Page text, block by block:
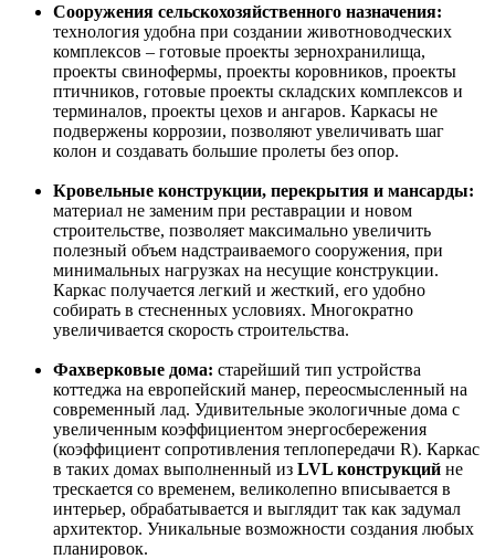
Сооружения сельскохозяйственного назначения:
технология удобна при создании животноводческих
комплексов – готовые проекты зернохранилища,
проекты свинофермы, проекты коровников, проекты
птичников, готовые проекты складских комплексов и
терминалов, проекты цехов и ангаров. Каркасы не
подвержены коррозии, позволяют увеличивать шаг
колон и создавать большие пролеты без опор.
Кровельные конструкции, перекрытия и мансарды:
материал не заменим при реставрации и новом
строительстве, позволяет максимально увеличить
полезный объем надстраиваемого сооружения, при
минимальных нагрузках на несущие конструкции.
Каркас получается легкий и жесткий, его удобно
собирать в стесненных условиях. Многократно
увеличивается скорость строительства.
Фахверковые дома: старейший тип устройства
коттеджа на европейский манер, переосмысленный на
современный лад. Удивительные экологичные дома с
увеличенным коэффициентом энергосбережения
(коэффициент сопротивления теплопередачи R). Каркас
в таких домах выполненный из LVL конструкций не
трескается со временем, великолепно вписывается в
интерьер, обрабатывается и выглядит так как задумал
архитектор. Уникальные возможности создания любых
планировок.